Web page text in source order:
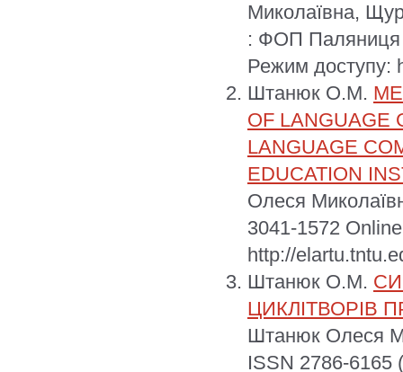
Миколаївна, Щур
: ФОП Паляниця
Режим доступу:
Штанюк О.М.
OF LANGUAGE
LANGUAGE
EDUCATION
Олеся
3041-1572
http://
Штанюк О.М.
ЦИКЛІТВОРІВ
Штанюк Олеся
ISSN 2786-